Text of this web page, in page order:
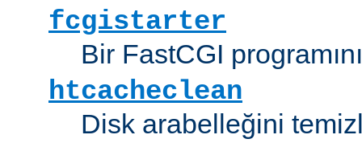
fcgistarter
Bir FastCGI programını
htcacheclean
Disk arabelleğini